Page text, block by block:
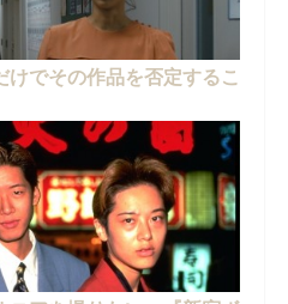
でその作品を否定するこ